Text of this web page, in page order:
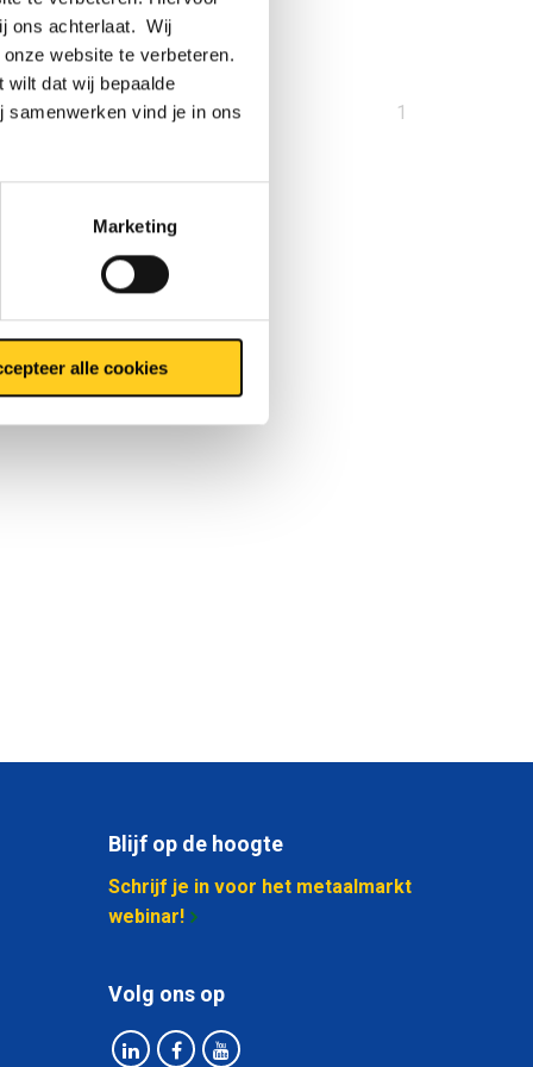
ons achterlaat. Wij
website te verbeteren.
dat wij bepaalde
samenwerken vind je in ons
Marketing
alle cookies
U1
Blijf op de hoogte
Schrijf je in voor het metaalmarkt
webinar!
Volg ons op